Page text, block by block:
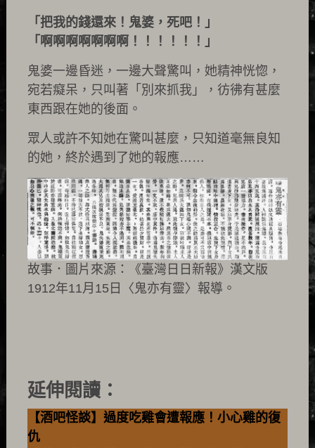
「把我的錢還來！鬼婆，死吧！」
「啊啊啊啊啊啊啊！！！！！！」
鬼婆一邊昏迷，一邊大聲驚叫，她精神恍惚，
宛若癡呆，只叫著「別來抓我」，彷彿有甚麼
東西跟在她的後面。
眾人或許不知她在驚叫甚麼，只知道毫無良知
的她，終於遇到了她的報應……
故事．圖片來源：《臺灣日日新報》漢文版
1912年11月15日〈鬼亦有靈〉報導。
延伸閱讀：
【酒吧怪談】過度吃雞會遭報應！小心雞的復
仇